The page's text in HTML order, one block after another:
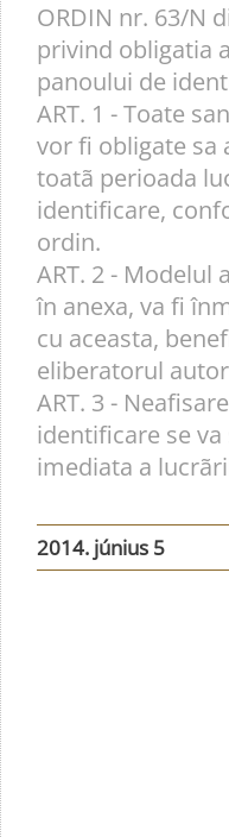
ORDIN nr. 63/N
privind obligatia
panoului de
ART. 1 - Toate
vor fi obligate sa
toatã perioada
identificare,
ordin.
ART. 2 - Modelul
în anexa, va fi
cu aceasta,
eliberatorul
ART. 3 -
identificare se
imediata a
2014. június 5